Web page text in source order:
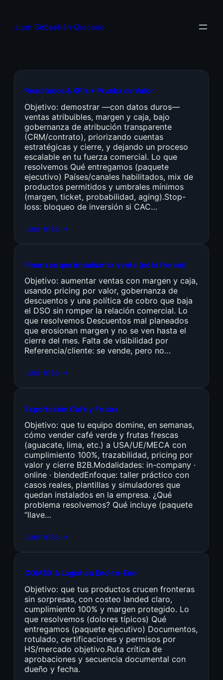
Juan Sebastián Quiceno
Resultados & KPIs + Prueba de Valor
Objetivo: demostrar —con datos duros—
ventas atribuibles, margen y caja, bajo
gobernanza de atribución transparente
(CRM/contrato), priorizando cuentas
estratégicas y cierre, y dejando un proceso
escalable en tu fuerza comercial. Lo que
resolvemos Qué entregamos (paquete
ejecutivo) Países/canales habilitados, mix de
productos permitidos y umbrales mínimos
(margen, ticket, probabilidad, aging).Stop-
loss: bloqueo de inversión si CAC…
Leer más →
Finanzas que impulsan la venta (no la frenan)
Objetivo: aumentar ventas con margen y caja,
usando pricing por valor, gobernanza de
descuentos y una política de cobro que baja
el DSO sin romper la relación comercial. Lo
que resolvemos Descuentos mal planeados
que erosionan margen y no se ven hasta el
cierre del mes. Falta de visibilidad por
Referencia/cliente: se vende, pero no…
Leer más →
Exportación Café y Frutas
Objetivo: que tu equipo domine, en semanas,
cómo vender café verde y frutas frescas
(aguacate, lima, etc.) a USA/UE/MECA con
cumplimiento 100%, trazabilidad, pricing por
valor y cierre B2B.Modalidades: in-company ·
online · blendedEnfoque: taller práctico con
casos reales, plantillas y simuladores que
quedan instalados en la empresa. ¿Qué
problema resolvemos? Qué incluye (paquete
“llave…
Leer más →
COMEX & Logística End-to-End
Objetivo: que tus productos crucen fronteras
sin sorpresas, con costeo landed claro,
cumplimiento 100% y margen protegido. Lo
que resolvemos (dolores típicos) Qué
entregamos (paquete ejecutivo) Documentos,
rotulado, certificaciones y permisos por
HS/mercado objetivo.Ruta crítica de
aprobaciones y secuencia documental con
dueño y fecha.